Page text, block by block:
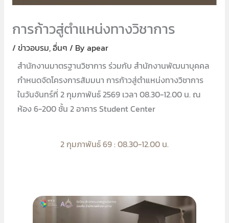
การก้าวสู่ตำแหน่งทางวิชาการ
/ ข่าวอบรม,อื่นๆ / By apear
สำนักงานมาตรฐานวิชาการ ร่วมกับ สำนักงานพัฒนาบุคคล
กำหนดจัดโครงการสัมมนา การก้าวสู่ตำแหน่งทางวิชาการ
ในวันจันทร์ที่ 2 กุมภาพันธ์ 2569 เวลา 08.30-12.00 น. ณ
ห้อง 6-200 ชั้น 2 อาคาร Student Center
2 กุมภาพันธ์ 69 : 08.30-12.00 น.